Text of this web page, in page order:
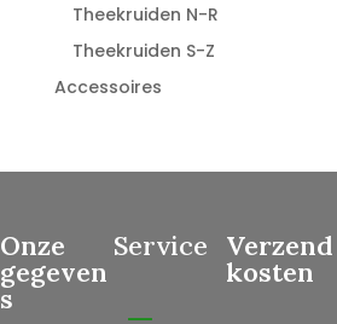
Theekruiden N-R
Theekruiden S-Z
Accessoires
Onze
gegeven
s
Service Verzend
kosten